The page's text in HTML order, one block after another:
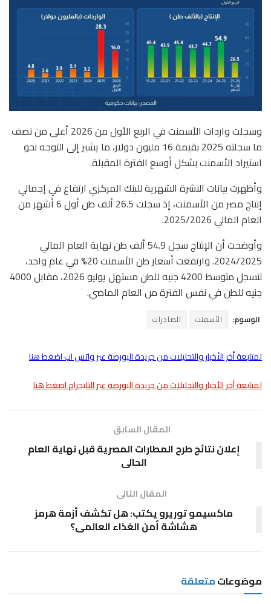
وسجلت واردات الأسمنت في الربع الأول من 2026 أعلى من نصف
ما سجلته 2025 بقيمة 16 مليون دولار، ما يشير إلى التوجه نحو
استيراد الأسمنت بشكل أوسع الفترة المقبلة.
وأظهرت بيانات النشرة الشهرية للبنك المركزي ارتفاع في إجمالي
إنتاج مصر من الأسمنت، إذ سجلت 26.5 ألف طن أول 6 أشهر من
العام المالي 2025/2026.
وأوضحت أن الإنتاج سجل 54.9 ألف طن نهاية العام المالي
2024/2025. وارتفعت أسعار طن الأسمنت 20% في عام واحد،
لتسجل متوسط 4200 جنيه للطن مستهل يوليو 2026، مقابل 4000
جنيه للطن في نفس الفترة من العام الماضي.
الوسوم: الأسمنت الصادرات
لمتابعة أخر الأخبار والتحليلات من جريدة البورصة عبر واتس اب اضغط هنا
لمتابعة أخر الأخبار والتحليلات من جريدة البورصة عبر التليجرام اضغط هنا
المقال السابق
إعلان نتائج طرح المطارات المصرية قبل نهاية العام
الحالى
المقال التالى
ماكسيمو توريرو يكتب: هل تكشف أزمة هرمز
هشاشة أمن الغذاء العالمى؟
موضوعاتمتعلقة